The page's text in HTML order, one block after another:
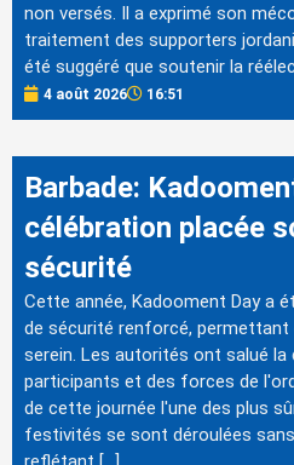
non versés. Il a exprimé son
traitement des supporters
été suggéré que soutenir la
4 août 2026 16:51
Barbade:
célébration placée
sécurité
Cette année, Kadooment Day a
de sécurité renforcé, permettant
serein. Les autorités ont salué la
participants et des forces de
de cette journée l'une des plus
festivités se sont déroulées